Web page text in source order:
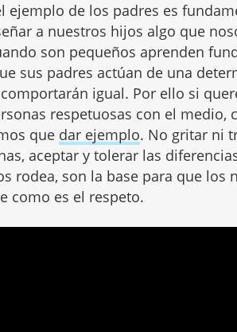
ejemplo de los padres es
a nuestros hijos algo que
son pequeños aprenden
sus padres actúan de una
igual. Por ello si
respetuosas con el medio,
que dar ejemplo. No gritar ni
aceptar y tolerar las
rodea, son la base para que los
como es el respeto.